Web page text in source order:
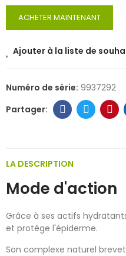
ACHETER MAINTENANT
Ajouter à la liste de
Numéro de série: 9937292
LA DESCRIPTION
Mode d'action
Grâce à ses actifs
et protège l'épiderme.
Son complexe naturel